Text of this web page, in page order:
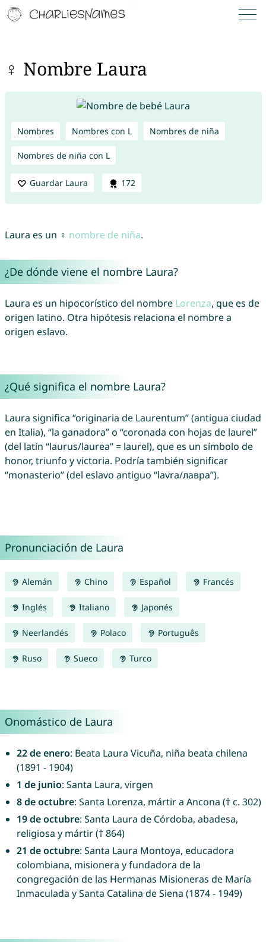
♀ Nombre Laura
Nombres Nombres con L Nombres de niña
Nombres de niña con L
Guardar Laura 172
Laura es un ♀ nombre de niña.
¿De dónde viene el nombre Laura?
Laura es un hipocorístico del nombre Lorenza, que es de
origen latino. Otra hipótesis relaciona el nombre a
origen eslavo.
¿Qué significa el nombre Laura?
Laura significa “originaria de Laurentum” (antigua ciudad
en Italia), “la ganadora” o “coronada con hojas de laurel”
(del latín “laurus/laurea” = laurel), que es un símbolo de
honor, triunfo y victoria. Podría también significar
“monasterio” (del eslavo antiguo “lavra/лавра”).
Pronunciación de Laura
Alemán Chino Español Francés
Inglés Italiano Japonés
Neerlandés Polaco Português
Ruso Sueco Turco
Onomástico de Laura
22 de enero: Beata Laura Vicuña, niña beata chilena
(1891 - 1904)
1 de junio: Santa Laura, virgen
8 de octubre: Santa Lorenza, mártir a Ancona († c. 302)
19 de octubre: Santa Laura de Córdoba, abadesa,
religiosa y mártir († 864)
21 de octubre: Santa Laura Montoya, educadora
colombiana, misionera y fundadora de la
congregación de las Hermanas Misioneras de María
Inmaculada y Santa Catalina de Siena (1874 - 1949)